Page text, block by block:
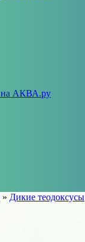
» Дикие теодоксусы